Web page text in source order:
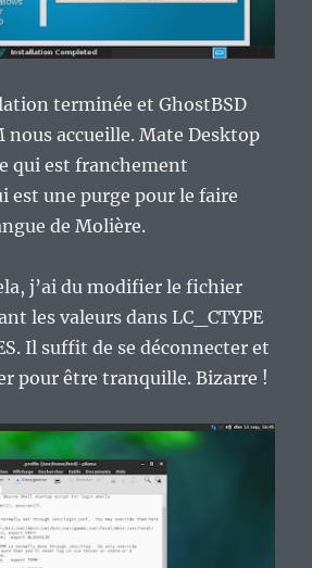
terminée et GhostBSD
nous accueille. Mate Desktop
qui est franchement
est une purge pour le faire
de Molière.
j’ai du modifier le fichier
les valeurs dans LC_CTYPE
Il suffit de se déconnecter et
pour être tranquille. Bizarre !